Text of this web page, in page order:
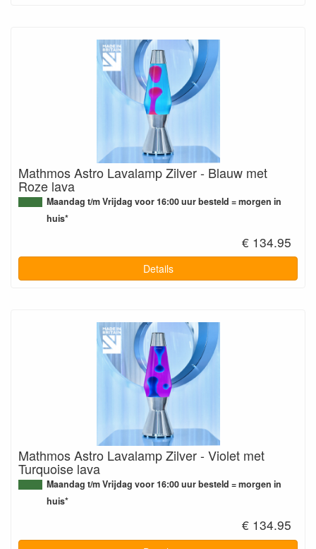
Mathmos Astro Lavalamp Zilver - Blauw met
Roze lava
Maandag t/m Vrijdag voor 16:00 uur besteld = morgen in
huis*
€ 134.95
Details
Mathmos Astro Lavalamp Zilver - Violet met
Turquoise lava
Maandag t/m Vrijdag voor 16:00 uur besteld = morgen in
huis*
€ 134.95